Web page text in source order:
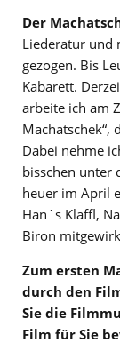
Der
Liederatur und
gezogen. Bis
Kabarett.
arbeite ich am
Machatschek“,
Dabei nehme
bisschen unter
heuer im April
Han´s Klaffl,
Biron
Zum ersten
durch den
Sie die
Film für Sie